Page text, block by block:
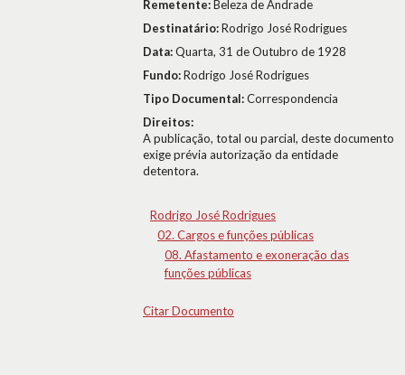
Remetente:Beleza de Andrade
Destinatário:Rodrigo José Rodrigues
Data:Quarta, 31 de Outubro de 1928
Fundo:Rodrigo José Rodrigues
Tipo Documental:Correspondencia
Direitos:
A publicação, total ou parcial, deste documento
exige prévia autorização da entidade
detentora.
Rodrigo José Rodrigues
02. Cargos e funções públicas
08. Afastamento e exoneração das
funções públicas
Citar Documento